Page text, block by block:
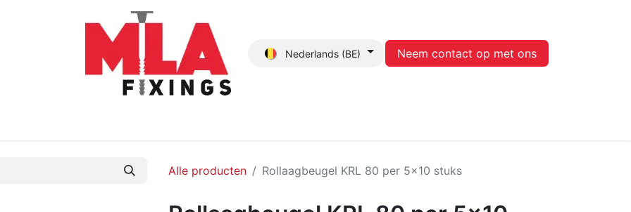
Nederlands (BE) Neem contact op met ons
Alle producten Rollaagbeugel KRL 80 per 5x10 stuks